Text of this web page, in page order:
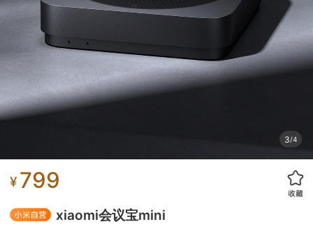
4/4
¥ 799
xiaomi会议宝mini